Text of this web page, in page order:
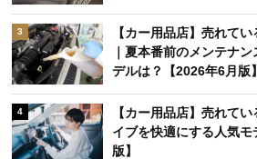
3
【カー用品店】売れて
｜夏本番前のメンテナ
デルは？【2026年6月版】
4
【カー用品店】売れて
イブを快適にする人気
版】